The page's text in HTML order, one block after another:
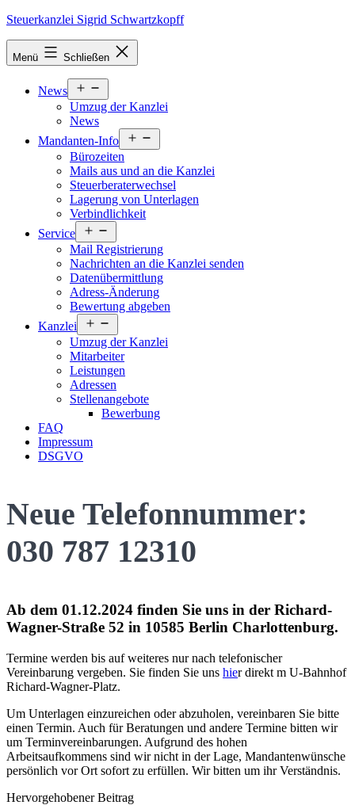
Zum
springen
Steuerkanzlei Sigrid Schwartzkopff
Menü Schließen
News
öffnen
Umzug der Kanzlei
News
Mandanten-Info
öffnen
Bürozeiten
Mails aus und an die Kanzlei
Steuerberaterwechsel
Lagerung von Unterlagen
Verbindlichkeit
Service
öffnen
Mail Registrierung
Nachrichten an die Kanzlei senden
Datenübermittlung
Adress-Änderung
Bewertung abgeben
Kanzlei
öffnen
Umzug der Kanzlei
Mitarbeiter
Leistungen
Adressen
Stellenangebote
Bewerbung
FAQ
Impressum
DSGVO
Neue Telefonnummer:
030 787 12310
Ab dem 01.12.2024 finden Sie uns in der Richard-
Wagner-Straße 52 in 10585 Berlin Charlottenburg.
Termine werden bis auf weiteres nur nach telefonischer
Vereinbarung vergeben. Sie finden Sie uns hier direkt m U-Bahnhof
Richard-Wagner-Platz.
Um Unterlagen einzureichen oder abzuholen, vereinbaren Sie bitte
einen Termin. Auch für Beratungen und andere Termine bitten wir
um Terminvereinbarungen. Aufgrund des hohen
Arbeitsaufkommens sind wir nicht in der Lage, Mandantenwünsche
persönlich vor Ort sofort zu erfüllen. Wir bitten um ihr Verständnis.
Hervorgehobener Beitrag